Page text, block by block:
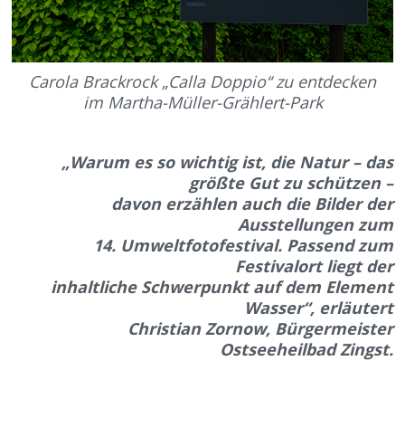
Carola Brackrock „Calla Doppio“ zu entdecken
im Martha-Müller-Grählert-Park
„Warum es so wichtig ist, die Natur – das
größte Gut zu schützen –
davon erzählen auch die Bilder der
Ausstellungen zum
14. Umweltfotofestival. Passend zum
Festivalort liegt der
inhaltliche Schwerpunkt auf dem Element
Wasser“, erläutert
Christian Zornow, Bürgermeister
Ostseeheilbad Zingst.